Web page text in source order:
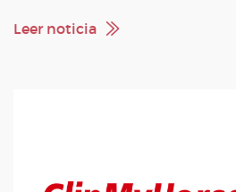
2025 of France – Lignières Morocco
Leer noticia